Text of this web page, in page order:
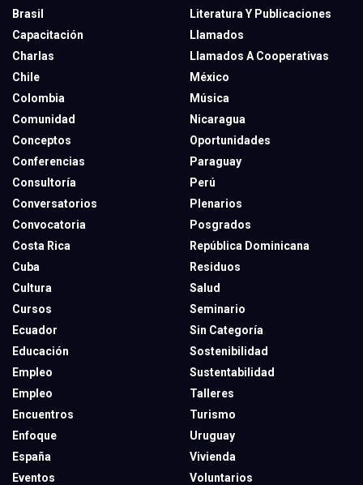
Brasil
Capacitación
Charlas
Chile
Colombia
Comunidad
Conceptos
Conferencias
Consultoría
Conversatorios
Convocatoria
Costa Rica
Cuba
Cultura
Cursos
Ecuador
Educación
Empleo
Empleo
Encuentros
Enfoque
España
Eventos
Literatura Y Publicaciones
Llamados
Llamados A Cooperativas
México
Música
Nicaragua
Oportunidades
Paraguay
Perú
Plenarios
Posgrados
República Dominicana
Residuos
Salud
Seminario
Sin Categoría
Sostenibilidad
Sustentabilidad
Talleres
Turismo
Uruguay
Vivienda
Voluntarios